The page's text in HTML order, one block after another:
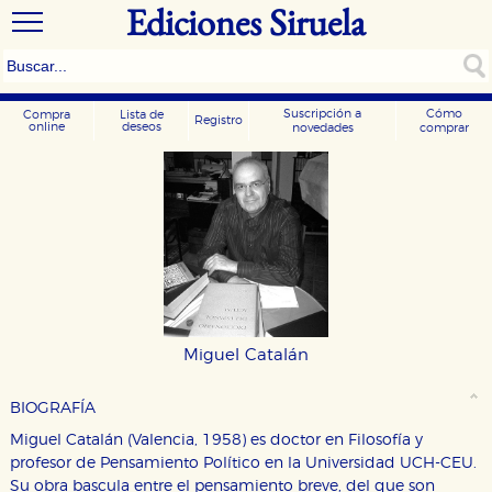
Ediciones Siruela
Compra
online
Lista de
deseos
Registro
Suscripción a
novedades
Cómo
comprar
Miguel Catalán
BIOGRAFÍA
Miguel Catalán (Valencia, 1958) es doctor en Filosofía y
profesor de Pensamiento Político en la Universidad UCH-CEU.
Su obra bascula entre el pensamiento breve, del que son